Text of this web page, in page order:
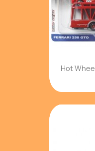
Hot